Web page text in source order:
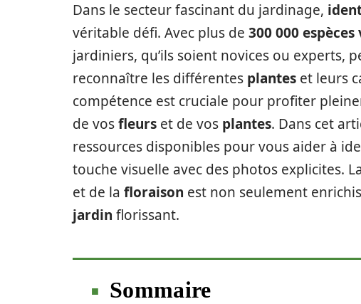
Dans le secteur fascinant du jardinage,
véritable défi. Avec plus de 300 000
jardiniers, qu’ils soient novices ou experts,
reconnaître les différentes plantes et leurs
compétence est cruciale pour profiter
de vosfleurs et de vos plantes. Dans cet
ressources disponibles pour vous aider à
touche visuelle avec des photos explicites.
et de la floraison est non seulement
jardin florissant.
Sommaire